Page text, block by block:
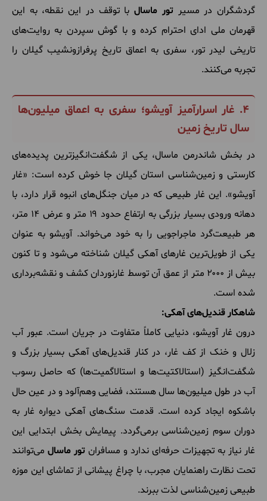
گردشگران در مسیرتور ماسالبا توقف در این نقطه، به این
قهرمان ملی ادای احترام کرده و با گوش سپردن به روایت‌های
تاریخی لیدر تور، سفری به اعماق تاریخ پرفرازونشیب گیلان را
تجربه می‌کنند.
۴. غار اسرارآمیز آویشو؛ سفری به اعماق میلیون‌ها
سال تاریخ زمین
در بخش شاندرمن ماسال، یکی از شگفت‌انگیزترین پدیده‌های
کارستی و زمین‌شناسی استان گیلان جا خوش کرده است: «غار
آویشو». این غار طبیعی که در میان جنگل‌های انبوه قرار دارد، با
دهانه ورودی بسیار بزرگی به ارتفاع حدود ۱۹ متر و عرض ۱۴ متر،
هر طبیعت‌گرد ماجراجویی را به خود می‌خواند. آویشو به عنوان
یکی از طویل‌ترین غارهای آهکی گیلان شناخته می‌شود و تا کنون
بیش از ۲۰۰۰ متر از عمق آن توسط غارنوردان کشف و نقشه‌برداری
شده است.
شاهکار قندیل‌های آهکی:
درون غار آویشو، دنیایی کاملاً متفاوت در جریان است. عبور آب
زلال و خنک از کف غار، در کنار قندیل‌های آهکی بسیار بزرگ و
شگفت‌انگیز (استالاکتیت‌ها و استالاگمیت‌ها) که حاصل رسوب
آب در طول میلیون‌ها سال هستند، فضایی وهم‌آلود و در عین حال
باشکوه ایجاد کرده است. قدمت سنگ‌های آهکی دیواره غار به
دوران سوم زمین‌شناسی برمی‌گردد. پیمایش بخش ابتدایی این
غار نیاز به تجهیزات حرفه‌ای ندارد و مسافران تور ماسال می‌توانند
تحت نظارت راهنمایان مجرب، با چراغ پیشانی از تماشای این موزه
طبیعی زمین‌شناسی لذت ببرند.